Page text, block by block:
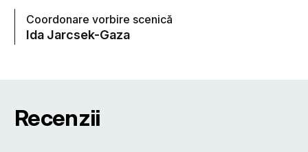
Coordonare vorbire scenică
Ida Jarcsek-Gaza
Recenzii